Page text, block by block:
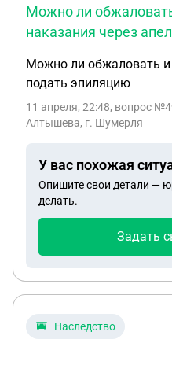
Можно ли
наказания через
Можно ли обжаловать
подать эпиляцию
11 апреля, 22:48, вопрос
Алтышева, г. Шумерля
У вас похожая
Опишите свои детали —
делать.
Задать
Наследство